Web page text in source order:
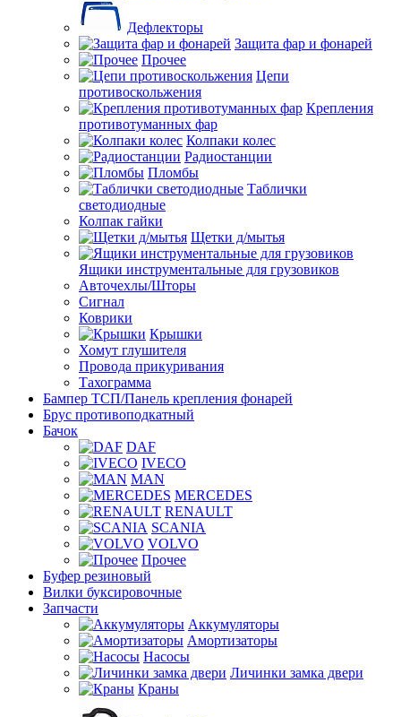
Дефлекторы
Защита фар и фонарей
Прочее
Цепи
противоскольжения
Крепления
противотуманных фар
Колпаки колес
Радиостанции
Пломбы
Таблички
светодиодные
Колпак гайки
Щетки д/мытья
Ящики инструментальные для грузовиков
Авточехлы/Шторы
Сигнал
Коврики
Крышки
Хомут глушителя
Провода прикуривания
Тахограмма
Бампер ТСП/Панель крепления фонарей
Брус противоподкатный
Бачок
DAF
IVECO
MAN
MERCEDES
RENAULT
SCANIA
VOLVO
Прочее
Буфер резиновый
Вилки буксировочные
Запчасти
Аккумуляторы
Амортизаторы
Насосы
Личинки замка двери
Краны